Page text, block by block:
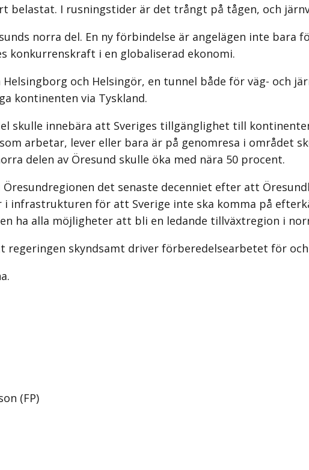
belastat. I rusningstider är det trångt på tågen, och
norra del. En ny förbindelse är angelägen inte bara
konkurrenskraft i en globaliserad ekonomi.
och Helsingör, en tunnel både för väg- och
kontinenten via Tyskland.
skulle innebära att Sveriges tillgänglighet till
arbetar, lever eller bara är på genomresa i området
delen av Öresund skulle öka med nära 50 procent.
det senaste decenniet efter att
i infrastrukturen för att Sverige inte ska komma på
ha alla möjligheter att bli en ledande tillväxtregion i
regeringen skyndsamt driver förberedelsearbetet för
(FP)